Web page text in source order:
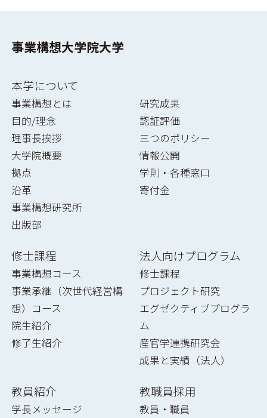
事業構想大学院大学
本学について
事業構想とは
目的/理念
理事長挨拶
大学院概要
拠点
沿革
事業構想研究所
出版部
研究成果
認証評価
三つのポリシー
情報公開
学則・各種窓口
寄付金
修士課程
事業構想コース
事業承継（次世代経営構
想）コース
院生紹介
修了生紹介
法人向けプログラム
修士課程
プロジェクト研究
エグゼクティブプログラ
ム
産官学連携研究会
成果と実績（法人）
教員紹介
学長メッセージ
教職員採用
教員・職員